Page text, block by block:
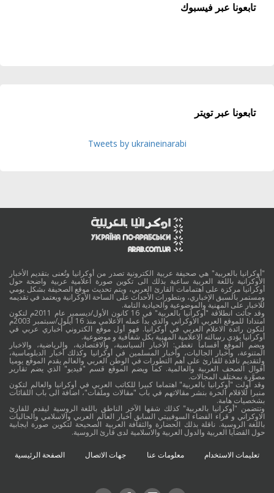
تابعونا عبر فيسبوك
تابعونا عبر تويتر
Tweets by ukraineinarabi
"أوكرانيا بالعربية" هي صحيفة عربية الكترونية تصدر من أوكرانيا وتُعنى بتقديم الأخبار
الأوكرانية باللغة العربية ساعية بذلك الى تكوين صورة اعلامية عربية واضحة حول
أوكرانيا مركزة على اهتمامات القارئ العربي، ويتم تحديث موقع الصحيفة بشكل يومي
ومستمر بالسبق الإخباري، وبتطورات الأحداث على الساحة الأوكرانية ويعتمد في تقديمه
للاخبار على المهنية والموضوعية والحيادية التامة.
وقد جائت انطلاقة "أوكرانيا بالعربية" في 16 كانون الأول/ديسمبر عام 2011م لتكون
امتدادا للموقع العربي الاوكراني والذي بدأ عمله الاعلامي منذ 16 أيلول/سبتمبر 2003م
لتكون رائدة الاعلام العربي في أوكرانيا. فهو أول موقع الكتروني أخباري عربي في
أوكرانيا يؤدي رسالته الاعلامية المهنية بكل شفافية و موضوعية.
ويضم الموقع أقساماً تغطي: الأخبار السياسية، والاقتصادية، والرياضية، والاخبار
المتنوعة، وأخبار الجاليات، وأخبار المسلمين في أوكرانيا وكذلك أخبار الدبلوماسية،
ولتقديم نافذة للقارئ على أهم التطورات في الوطن العربي والعالم يقدم الموقع يوميا
أقوال الصحف العربية والعالمية. كما ويضم الموقع قسم "فيديو" الذي يضم تقارير
مصوَّرة بمختلف المجالات.
وقد أولت "أوكرانيا بالعربية" اهتماما كبيرا للكاتب العربي في أوكرانيا والعالم لتكون
منبرا للاقلام الحرة بنشر مقالاتهم في باب "مقالات وملفات"، اضافة الى باب اللقائات
بشخصيات هامة.
وتتضمن "أوكرانيا بالعربية" كذلك شقها الآخر الناطق باللغة الروسية ليقدم للقارئ
الاوكراني و قراء الفضاء السوفييتي السابق أخبار العالم العربي والاسلامي والجاليات
باللغة الروسية. ناقلة بذلك الحضارة والثقافة العربية الصحيحة لتكوين صورة ايجابية
حول القضايا العربية والدول العربية والاسلامية لدى قارئ الروسية.
تعليمات الاستخدام معلومات عنا جهات الاتصال الصفحة الرئيسية